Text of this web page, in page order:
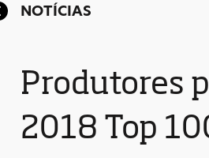
NOTÍCIAS
Produtores
2018 Top